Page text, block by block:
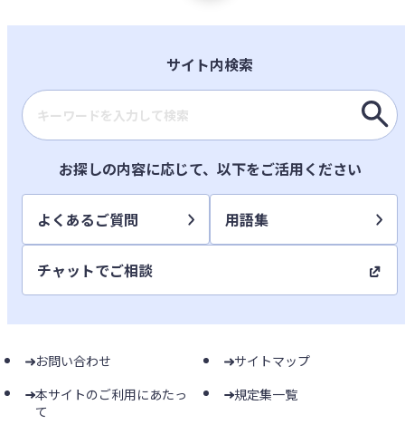
サイト内検索
検索キーワード入力
お探しの内容に応じて、以下をご活用ください
よくあるご質問 用語集
チャットでご相談
お問い合わせ
サイトマップ
本サイトのご利用にあたっ
て
規定集一覧